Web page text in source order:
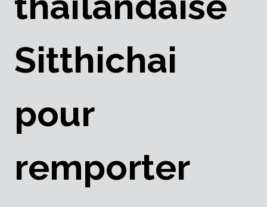
Sitthichai
pour
remporter